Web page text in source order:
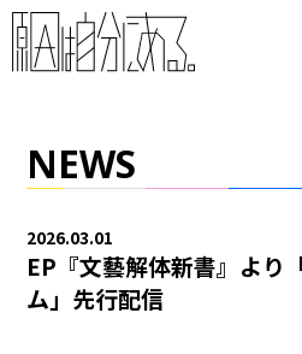
NEWS
2026.03.01
EP『文藝解体新書』より
ム」先行配信